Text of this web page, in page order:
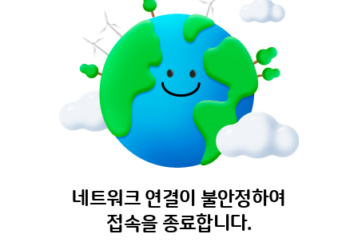
네트워크 연결이 불안정하여
접속을 종료합니다.